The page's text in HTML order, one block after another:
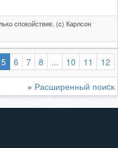
спокойствие. (c) Карлсон
5(выбранная)
6 7 8 ... 10 11 12
» Расширенный поиcк